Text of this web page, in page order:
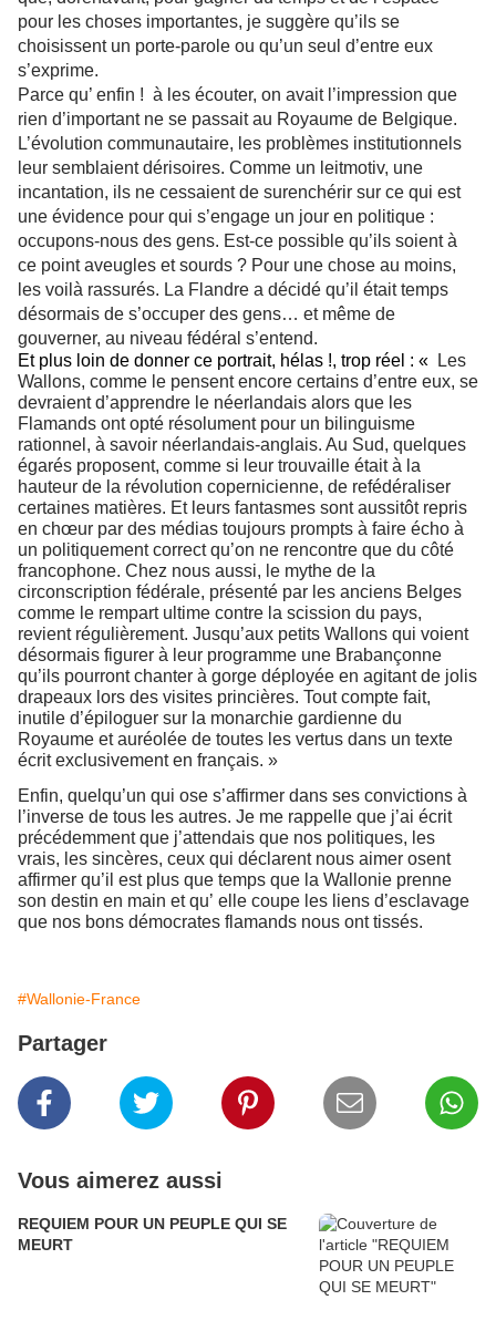
pour les choses importantes, je suggère qu’ils se
choisissent un porte-parole ou qu’un seul d’entre eux
s’exprime.
Parce qu’ enfin ! à les écouter, on avait l’impression que
rien d’important ne se passait au Royaume de Belgique.
L’évolution communautaire, les problèmes institutionnels
leur semblaient dérisoires. Comme un leitmotiv, une
incantation, ils ne cessaient de surenchérir sur ce qui est
une évidence pour qui s’engage un jour en politique :
occupons-nous des gens. Est-ce possible qu’ils soient à
ce point aveugles et sourds ? Pour une chose au moins,
les voilà rassurés. La Flandre a décidé qu’il était temps
désormais de s’occuper des gens… et même de
gouverner, au niveau fédéral s’entend.
Et plus loin de donner ce portrait, hélas !, trop réel : «
Les
Wallons, comme le pensent encore certains d’entre eux, se
devraient d’apprendre le néerlandais alors que les
Flamands ont opté résolument pour un bilinguisme
rationnel, à savoir néerlandais-anglais. Au Sud, quelques
égarés proposent, comme si leur trouvaille était à la
hauteur de la révolution copernicienne, de refédéraliser
certaines matières. Et leurs fantasmes sont aussitôt repris
en chœur par des médias toujours prompts à faire écho à
un politiquement correct qu’on ne rencontre que du côté
francophone. Chez nous aussi, le mythe de la
circonscription fédérale, présenté par les anciens Belges
comme le rempart ultime contre la scission du pays,
revient régulièrement. Jusqu’aux petits Wallons qui voient
désormais figurer à leur programme une Brabançonne
qu’ils pourront chanter à gorge déployée en agitant de jolis
drapeaux lors des visites princières. Tout compte fait,
inutile d’épiloguer sur la monarchie gardienne du
Royaume et auréolée de toutes les vertus dans un texte
écrit exclusivement en français. »
Enfin, quelqu’un qui ose s’affirmer dans ses convictions à
l’inverse de tous les autres. Je me rappelle que j’ai écrit
précédemment que j’attendais que nos politiques, les
vrais, les sincères, ceux qui déclarent nous aimer osent
affirmer qu’il est plus que temps que la Wallonie prenne
son destin en main et qu’ elle coupe les liens d’esclavage
que nos bons démocrates flamands nous ont tissés.
#Wallonie-France
Partager
Vous aimerez aussi
REQUIEM POUR UN PEUPLE QUI SE
MEURT